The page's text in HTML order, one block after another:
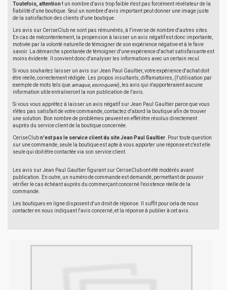
Toutefois, attention ! un nombre d'avis trop faible n'est pas forcément révélateur de la
fiabilité d'une boutique. Seul un nombre d'avis important peut donner une image juste
de la satisfaction des clients d'une boutique.
Les avis sur CeriseClub ne sont pas rémunérés, à l'inverse de nombre d'autres sites.
En cas de mécontentement, la propension à laisser un avis négatif est donc importante,
motivée par la volonté naturelle de témoigner de son expérience négative et à le faire
savoir. La démarche spontanée de témoigner d'une expérience d'achat satisfaisante est
moins évidente. Il convient donc d'analyser les informations avec un certain recul.
Si vous souhaitez laisser un avis sur Jean Paul Gaultier, votre expérience d'achat doit
être réelle, correctement rédigée. Les propos insultants, diffamatoires, (l'utilisation par
exemple de mots tels que arnaque, escroquerie), les avis qui n'apporteraient aucune
information utile entraîneront la non publication de l'avis.
Si vous vous apprêtez à laisser un avis négatif sur Jean Paul Gaultier parce que vous
n'êtes pas satisfait de votre commande, contactez d'abord la boutique afin de trouver
une solution. Bon nombre de problèmes peuvent en effet être résolus directement
auprès du service client de la boutique concernée.
CeriseClubn'est pas le service client du site Jean Paul Gaultier . Pour toute question
sur une commande, seule la boutique est apte à vous apporter une réponse et c'est elle
seule qui doit être contactée via son service client.
Les avis sur Jean Paul Gaultier figurant sur CeriseClub ont été modérés avant
publication. En outre, un numéro de commande est demandé, permettant de pouvoir
vérifier le cas échéant auprès du commerçant concerné l'existence réelle de la
commande.
Les boutiques en ligne disposent d'un droit de réponse. Il suffit pour cela de nous
contacter en nous indiquant l'avis concerné, et la réponse à publier à cet avis.